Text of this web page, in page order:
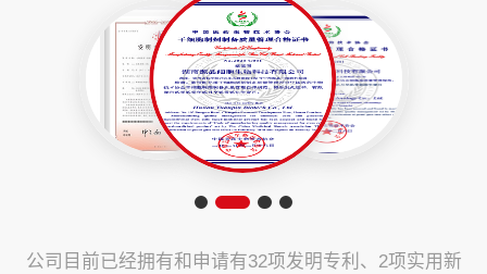
公司目前已经拥有和申请有32项发明专利、2项实用新